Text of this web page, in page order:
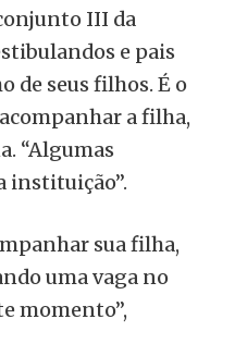
III da
e pais
de seus filhos. É o
a filha,
“Algumas
instituição”.
sua filha,
uma vaga no
momento”,